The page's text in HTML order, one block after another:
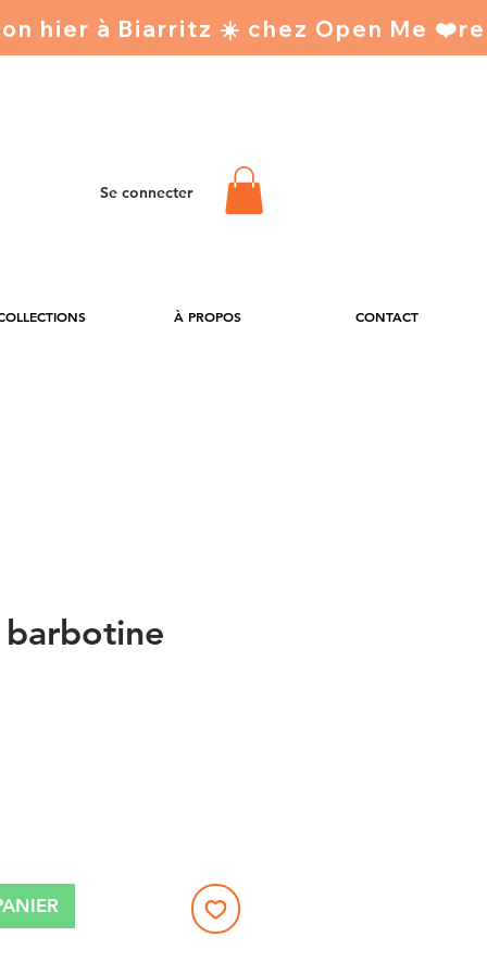
Se connecter
À PROPOS CONTACT